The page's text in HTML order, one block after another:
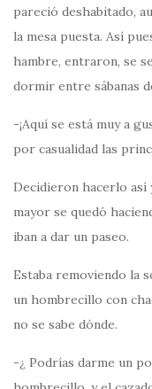
pareció deshabitado,
la mesa puesta. Así
hambre, entraron, se
dormir entre sábanas
-¡Aquí se está muy a
por casualidad las
Decidieron hacerlo así
mayor se quedó
iban a dar un paseo.
Estaba removiendo la
un hombrecillo con
no se sabe dónde.
-¿ Podrías darme un